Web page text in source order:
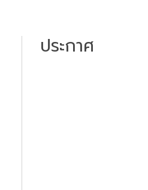
ประกาศ